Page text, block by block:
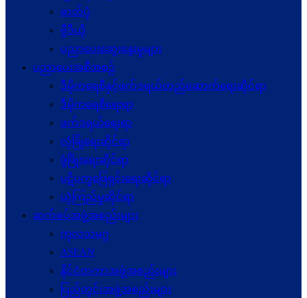
ဓာတ်ပုံ
ဗွီဒီယို
ပညာပေးဆွေးနွေးမှုများ
ပညာပေးအစီအစဉ်
ဒီမိုကရေစီနှင့်ဖက်ဒရယ်တည်ဆောက်ရေးဆိုင်ရာ
ဒီမိုကရေစီရေးရာ
ဖက်ဒရယ်ရေးရာ
လုံခြုံရေးဆိုင်ရာ
ဖွံဖြိုးရေးဆိုင်ရာ
ပဋိပက္ခ‌ဖြေရှင်းရေးဆိုင်ရာ
ယုံကြည်မှုဆိုင်ရာ
ဆက်စပ်အဖွဲ့အစည်းများ
ကုလသမဂ္ဂ
ASEAN
နိုင်ငံတကာအဖွဲ့အစည်းများ
ပြည်တွင်းအဖွဲ့အစည်းများ